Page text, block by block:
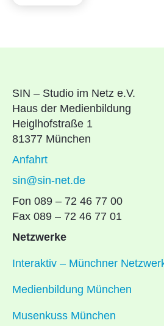
SIN – Studio im Netz e.V.
Haus der Medienbildung
Heiglhofstraße 1
81377 München
Anfahrt
sin@sin-net.de
Fon 089 – 72 46 77 00
Fax 089 – 72 46 77 01
Netzwerke
Interaktiv – Münchner
Medienbildung München
Musenkuss München